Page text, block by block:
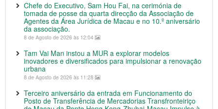
Chefe do Executivo, Sam Hou Fai, na cerimónia de
tomada de posse da quarta direcção da Associação de
Agentes da Área Jurídica de Macau e no 10.º aniversário
da associação.
8 de Agosto de 2026 às 12:04
Tam Vai Man instou a MUR a explorar modelos
inovadores e diversificados para impulsionar a renovação
urbana
8 de Agosto de 2026 às 11:28
Terceiro aniversário da entrada em Funcionamento do
Posto de Transferência de Mercadorias Transfronteiriço